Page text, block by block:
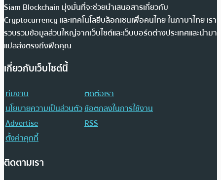
Siam Blockchain มุ่งมั่นที่จะช่วยนำเสนอสารเกี่ยวกับ
Cryptocurrency และเทคโนโลยีบล็อกเชนเพื่อคนไทย ในภาษาไทย เรา
รวบรวมข้อมูลส่วนใหญ่จากเว็บไซต์และเว็บบอร์ดต่างประเทศและนำมา
แปลส่งตรงถึงฟีดคุณ
เกี่ยวกับเว็บไซต์นี้
ทีมงาน
ติดต่อเรา
นโยบายความเป็นส่วนตัวข้อตกลงในการใช้งาน
Advertise
RSS
ตั้งค่าคุกกี้
ติดตามเรา